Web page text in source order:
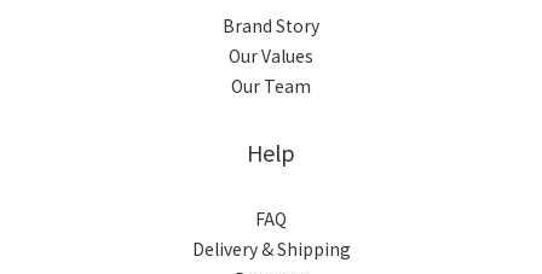
Brand Story
Our Values
Our Team
Help
FAQ
Delivery & Shipping